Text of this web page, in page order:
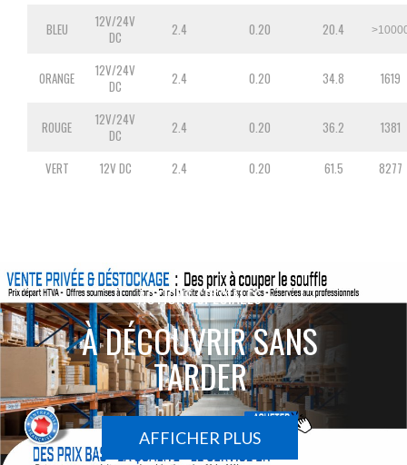
BLEU
12V/24V
DC
2.4 0.20 20.4
ORANGE
12V/24V
DC
2.4 0.20 34.8 1619
ROUGE
12V/24V
DC
2.4 0.20 36.2 1381
VERT 12V DC 2.4 0.20 61.5 8277
ACTIONS SPÉCIALES
À DÉCOUVRIR SANS
TARDER
AFFICHER PLUS